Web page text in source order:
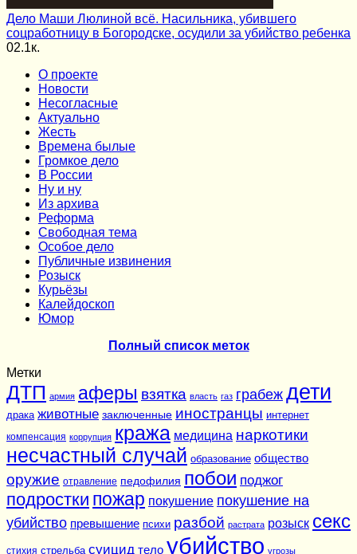
Дело Маши Люлиной всё. Насильника, убившего
соцработницу в Богородске, осудили за убийство ребенка
02.1к.
О проекте
Новости
Несогласные
Актуально
Жесть
Времена былые
Громкое дело
В России
Ну и ну
Из архива
Реформа
Cвободная тема
Особое дело
Публичные извинения
Розыск
Курьёзы
Калейдоскоп
Юмор
Полный список меток
Метки
ДТП армия аферы взятка власть газ грабеж дети
драка животные заключенные иностранцы интернет
компенсация коррупция кража медицина наркотики
несчастный случай образование общество
оружие отравление педофилия побои поджог
подростки пожар покушение покушение на
убийство превышение психи разбой растрата розыск секс
стихия стрельба суицид тело убийство угрозы